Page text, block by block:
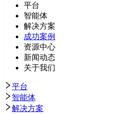
平台
智能体
解决方案
成功案例
资源中心
新闻动态
关于我们
平台
智能体
解决方案